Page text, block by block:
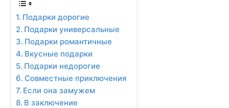
Подарки дорогие
Подарки универсальные
Подарки романтичные
Вкусные подарки
Подарки недорогие
Совместные приключения
Если она замужем
В заключение